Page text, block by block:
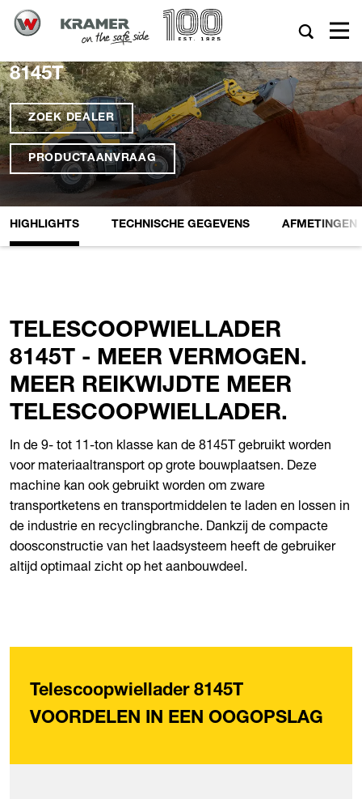
8145T
ZOEK DEALER
PRODUCTAANVRAAG
HIGHLIGHTS TECHNISCHE GEGEVENS AFMETINGEN
TELESCOOPWIELLADER
8145T - MEER VERMOGEN.
MEER REIKWIJDTE MEER
TELESCOOPWIELLADER.
In de 9- tot 11-ton klasse kan de 8145T gebruikt worden
voor materiaaltransport op grote bouwplaatsen. Deze
machine kan ook gebruikt worden om zware
transportketens en transportmiddelen te laden en lossen in
de industrie en recyclingbranche. Dankzij de compacte
doosconstructie van het laadsysteem heeft de gebruiker
altijd optimaal zicht op het aanbouwdeel.
Telescoopwiellader 8145T
VOORDELEN IN EEN OOGOPSLAG